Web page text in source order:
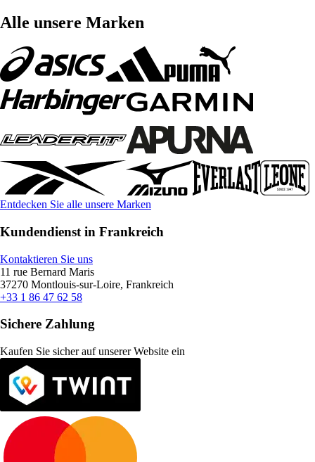
Alle unsere Marken
Entdecken Sie alle unsere Marken
Kundendienst in Frankreich
Kontaktieren Sie uns
11 rue Bernard Maris
37270 Montlouis-sur-Loire, Frankreich
+33 1 86 47 62 58
Sichere Zahlung
Kaufen Sie sicher auf unserer Website ein